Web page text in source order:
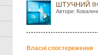
ШТУЧНИЙ
Автори:
Власні спостереження